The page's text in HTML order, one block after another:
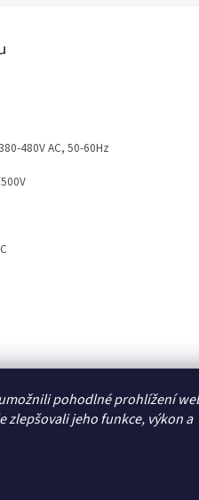
pohodlné prohlížení
zlepšovali jeho funkce, výkon a
480V AC, 50-60Hz
Zboží.cz